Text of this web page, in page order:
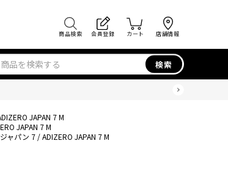
商品検索 会員登録 カート 店舗情報
検索
JAPAN 7 M
JAPAN 7 M
ャパン 7 / ADIZERO JAPAN 7 M